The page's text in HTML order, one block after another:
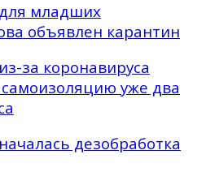
младших
объявлен карантин
за коронавируса
уже два
дезобработка